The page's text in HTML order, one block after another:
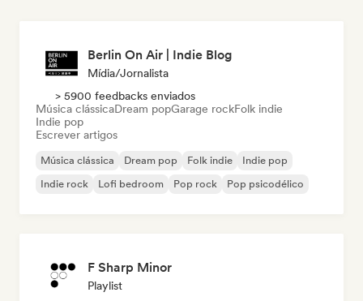
Berlin On Air | Indie Blog
Mídia/Jornalista
> 5900 feedbacks enviados
Música clássicaDream popGarage rockFolk indie
Indie pop
Escrever artigos
Música clássica Dream pop Folk indie
Indie pop
Indie rock
Lofi bedroom Pop rock Pop psicodélico
F Sharp Minor
Playlist